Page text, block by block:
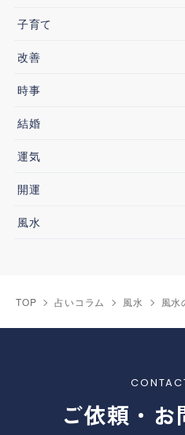
子育て
改善
時事
結婚
運気
開運
風水
TOP 占いコラム 風水 風水
ご依頼・